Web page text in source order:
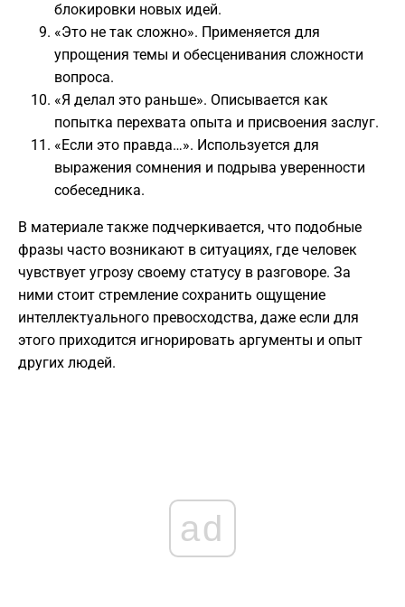
блокировки новых идей.
«Это не так сложно». Применяется для
упрощения темы и обесценивания сложности
вопроса.
«Я делал это раньше». Описывается как
попытка перехвата опыта и присвоения заслуг.
«Если это правда…». Используется для
выражения сомнения и подрыва уверенности
собеседника.
В материале также подчеркивается, что подобные
фразы часто возникают в ситуациях, где человек
чувствует угрозу своему статусу в разговоре. За
ними стоит стремление сохранить ощущение
интеллектуального превосходства, даже если для
этого приходится игнорировать аргументы и опыт
других людей.
ad